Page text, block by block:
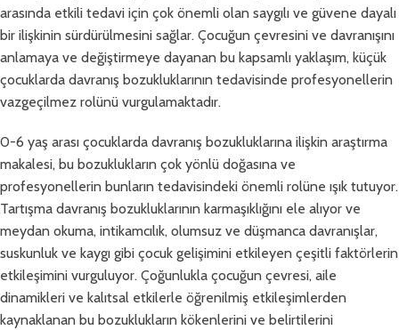
arasında etkili tedavi için çok önemli olan saygılı ve güvene dayalı
bir ilişkinin sürdürülmesini sağlar. Çocuğun çevresini ve davranışını
anlamaya ve değiştirmeye dayanan bu kapsamlı yaklaşım, küçük
çocuklarda davranış bozukluklarının tedavisinde profesyonellerin
vazgeçilmez rolünü vurgulamaktadır.
0-6 yaş arası çocuklarda davranış bozukluklarına ilişkin araştırma
makalesi, bu bozuklukların çok yönlü doğasına ve
profesyonellerin bunların tedavisindeki önemli rolüne ışık tutuyor.
Tartışma davranış bozukluklarının karmaşıklığını ele alıyor ve
meydan okuma, intikamcılık, olumsuz ve düşmanca davranışlar,
suskunluk ve kaygı gibi çocuk gelişimini etkileyen çeşitli faktörlerin
etkileşimini vurguluyor. Çoğunlukla çocuğun çevresi, aile
dinamikleri ve kalıtsal etkilerle öğrenilmiş etkileşimlerden
kaynaklanan bu bozuklukların kökenlerini ve belirtilerini